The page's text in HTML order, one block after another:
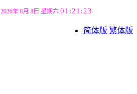
2026年 8月 8日 星期六 01:21:23
简体版 繁体版